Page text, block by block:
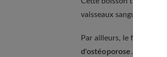
vaisseaux sanguins.
Par ailleurs, le fait de
d'ostéoporose. Et pour